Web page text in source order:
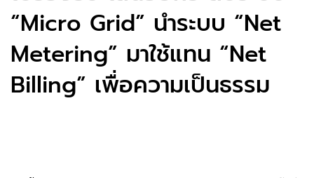
“Micro Grid” นำระบบ “Net
Metering” มาใช้แทน “Net
Billing” เพื่อความเป็นธรรม